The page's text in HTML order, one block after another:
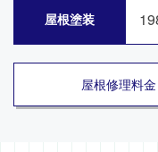
屋根塗装
屋根修理料